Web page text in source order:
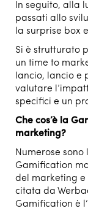
In seguito, alla
passati allo
la surprise box
Si è strutturato
un time to
lancio, lancio e
valutare
specifici e un
Che cos’è la
marketing?
Numerose
Gamification
del marketing
citata da
Gamification è